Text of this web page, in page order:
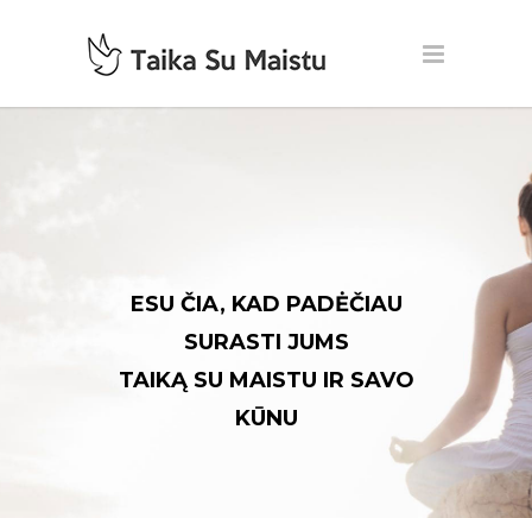
ESU ČIA, KAD PADĖČIAU
SURASTI JUMS
TAIKĄ SU MAISTU IR SAVO
KŪNU